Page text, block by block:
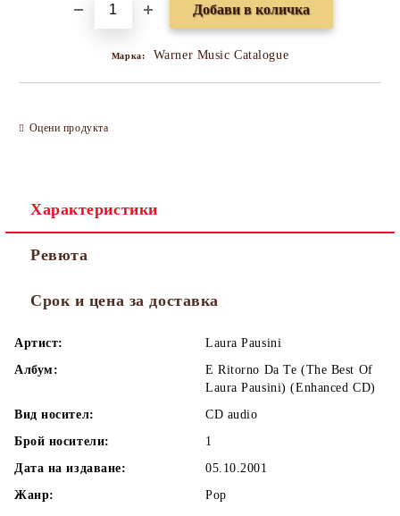
Марка: Warner Music Catalogue
Оцени продукта
Характеристики
Ревюта
Срок и цена за доставка
Артист:
Laura Pausini
Албум:
E Ritorno Da Te (The Best Of
Laura Pausini) (Enhanced CD)
Вид носител:
CD audio
Брой носители:
1
Дата на издаване:
05.10.2001
Жанр:
Pop